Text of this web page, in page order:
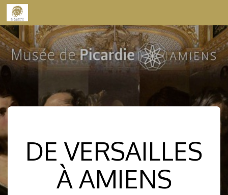
Skip to content
DE VERSAILLES
À AMIENS